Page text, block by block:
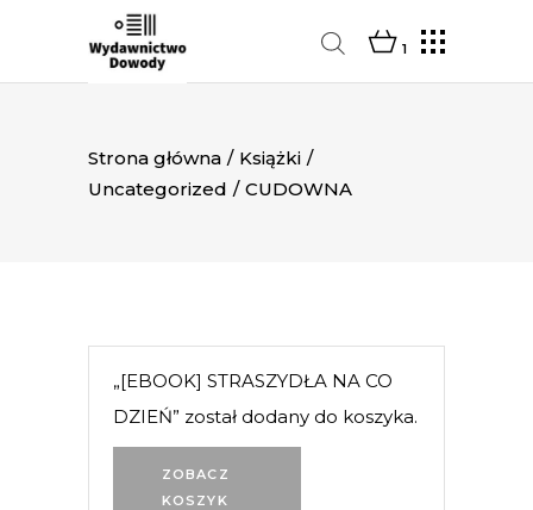
1
Strona główna / Książki /
Uncategorized / CUDOWNA
ZOBACZ
KOSZYK
„[EBOOK] STRASZYDŁA NA CO
DZIEŃ” został dodany do koszyka.